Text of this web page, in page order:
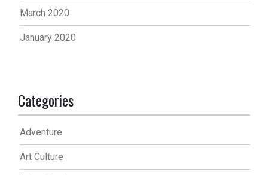
March 2020
January 2020
Categories
Adventure
Art Culture